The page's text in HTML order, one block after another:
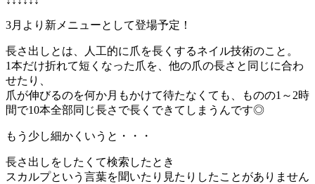
3月より新メニューとして登場予定！
長さ出しとは、人工的に爪を長くするネイル技術のこと。
1本だけ折れて短くなった爪を、他の爪の長さと同じに合わ
せたり、
爪が伸びるのを何か月もかけて待たなくても、ものの1～2時
間で10本全部同じ長さで長くできてしまうんです◎
もう少し細かくいうと・・・
長さ出しをしたくて検索したとき
スカルプという言葉を聞いたり見たりしたことがありません